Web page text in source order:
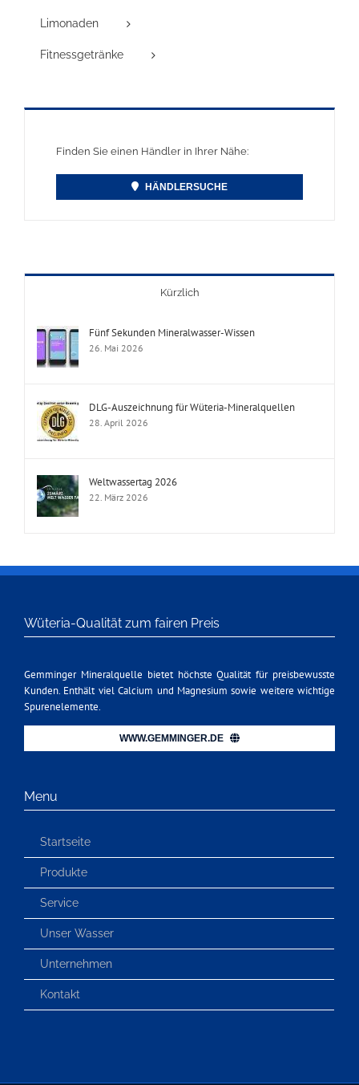
Limonaden
Fitnessgetränke
Finden Sie einen Händler in Ihrer Nähe:
HÄNDLERSUCHE
Kürzlich
Fünf Sekunden Mineralwasser-Wissen
26. Mai 2026
DLG-Auszeichnung für Wüteria-Mineralquellen
28. April 2026
Weltwassertag 2026
22. März 2026
Wüteria-Qualität zum fairen Preis
Gemminger Mineralquelle bietet höchste Qualität für preisbewusste
Kunden. Enthält viel Calcium und Magnesium sowie weitere wichtige
Spurenelemente.
WWW.GEMMINGER.DE
Menu
Startseite
Produkte
Service
Unser Wasser
Unternehmen
Kontakt